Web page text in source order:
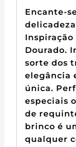
Encante-
Inspiração
Dourado.
sorte dos
elegância
única.
especiais
de
brinco é
qualquer